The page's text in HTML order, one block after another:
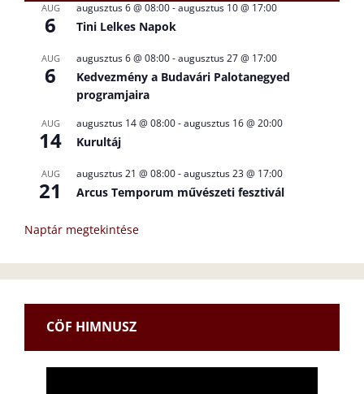
AUG
6
augusztus 6 @ 08:00-augusztus 10 @ 17:00
Tini Lelkes Napok
AUG
6
augusztus 6 @ 08:00-augusztus 27 @ 17:00
Kedvezmény a Budavári Palotanegyed
programjaira
AUG
14
augusztus 14 @ 08:00-augusztus 16 @ 20:00
Kurultáj
AUG
21
augusztus 21 @ 08:00-augusztus 23 @ 17:00
Arcus Temporum művészeti fesztivál
Naptár megtekintése
CÖF HIMNUSZ